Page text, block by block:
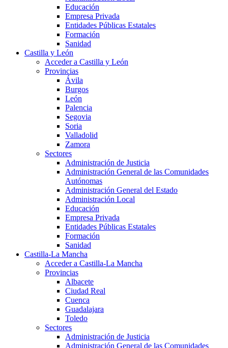
Educación
Empresa Privada
Entidades Públicas Estatales
Formación
Sanidad
Castilla y León
Acceder a Castilla y León
Provincias
Ávila
Burgos
León
Palencia
Segovia
Soria
Valladolid
Zamora
Sectores
Administración de Justicia
Administración General de las Comunidades
Autónomas
Administración General del Estado
Administración Local
Educación
Empresa Privada
Entidades Públicas Estatales
Formación
Sanidad
Castilla-La Mancha
Acceder a Castilla-La Mancha
Provincias
Albacete
Ciudad Real
Cuenca
Guadalajara
Toledo
Sectores
Administración de Justicia
Administración General de las Comunidades